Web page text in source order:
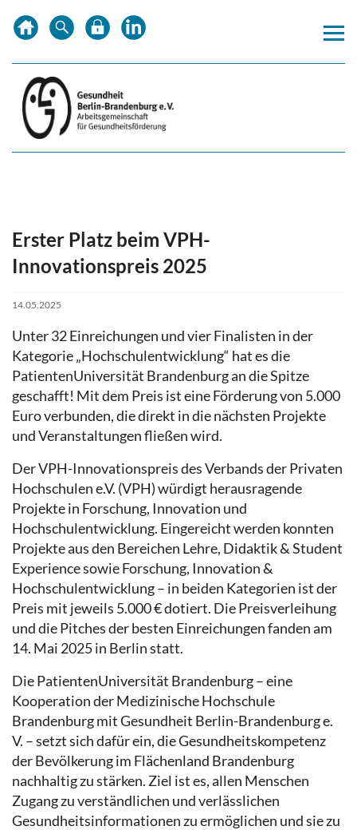
Inhalt
Hauptnavigation
Erster Platz beim VPH-
Innovationspreis 2025
14.05.2025
Unter 32 Einreichungen und vier Finalisten in der
Kategorie „Hochschulentwicklung“ hat es die
PatientenUniversität Brandenburg an die Spitze
geschafft! Mit dem Preis ist eine Förderung von 5.000
Euro verbunden, die direkt in die nächsten Projekte
und Veranstaltungen fließen wird.
Der VPH-Innovationspreis des Verbands der Privaten
Hochschulen e.V. (VPH) würdigt herausragende
Projekte in Forschung, Innovation und
Hochschulentwicklung. Eingereicht werden konnten
Projekte aus den Bereichen Lehre, Didaktik & Student
Experience sowie Forschung, Innovation &
Hochschulentwicklung – in beiden Kategorien ist der
Preis mit jeweils 5.000 € dotiert. Die Preisverleihung
und die Pitches der besten Einreichungen fanden am
14. Mai 2025 in Berlin statt.
Die PatientenUniversität Brandenburg – eine
Kooperation der Medizinische Hochschule
Brandenburg mit Gesundheit Berlin-Brandenburg e.
V. – setzt sich dafür ein, die Gesundheitskompetenz
der Bevölkerung im Flächenland Brandenburg
nachhaltig zu stärken. Ziel ist es, allen Menschen
Zugang zu verständlichen und verlässlichen
Gesundheitsinformationen zu ermöglichen und sie zu